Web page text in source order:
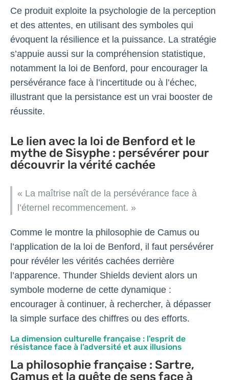
Ce produit exploite la psychologie de la perception
et des attentes, en utilisant des symboles qui
évoquent la résilience et la puissance. La stratégie
s’appuie aussi sur la compréhension statistique,
notamment la loi de Benford, pour encourager la
persévérance face à l’incertitude ou à l’échec,
illustrant que la persistance est un vrai booster de
réussite.
Le lien avec la loi de Benford et le
mythe de Sisyphe : persévérer pour
découvrir la vérité cachée
« La maîtrise naît de la persévérance face à
l’éternel recommencement. »
Comme le montre la philosophie de Camus ou
l’application de la loi de Benford, il faut persévérer
pour révéler les vérités cachées derrière
l’apparence. Thunder Shields devient alors un
symbole moderne de cette dynamique :
encourager à continuer, à rechercher, à dépasser
la simple surface des chiffres ou des efforts.
La dimension culturelle française : l’esprit de
résistance face à l’adversité et aux illusions
La philosophie française : Sartre,
Camus et la quête de sens face à